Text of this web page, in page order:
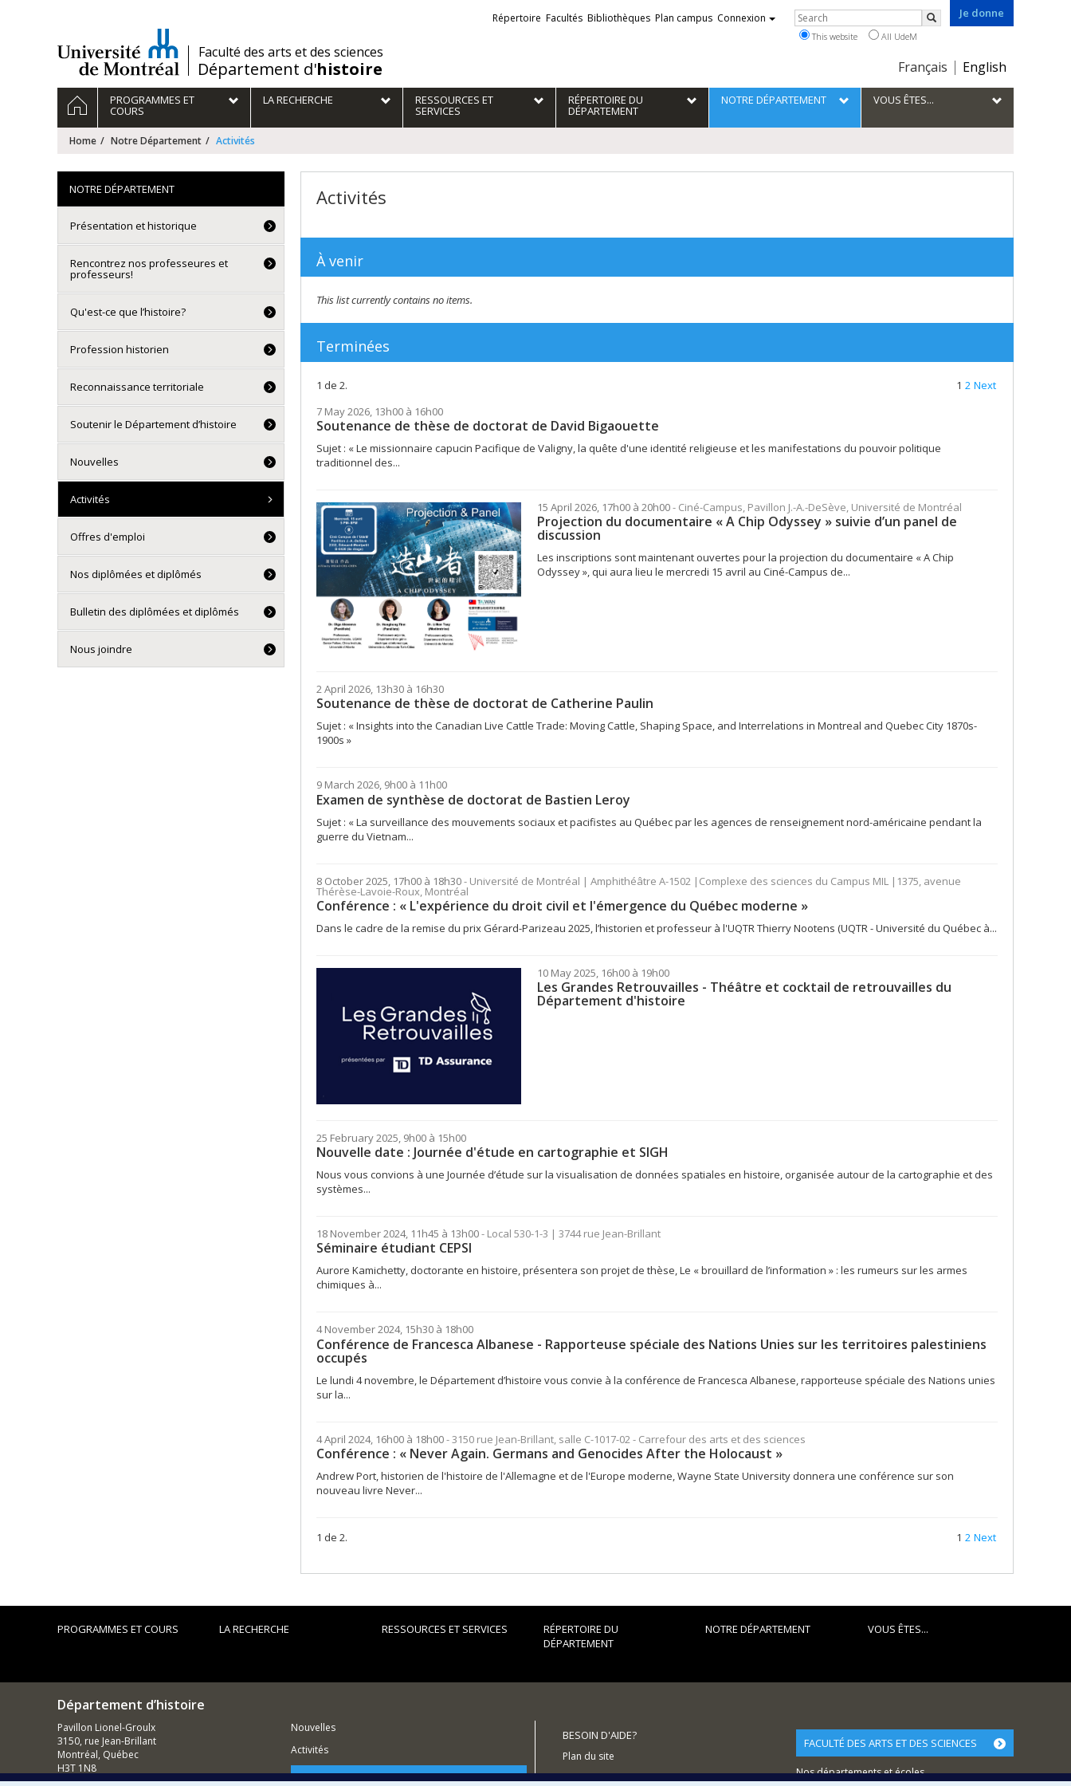
/Faculté des arts et des sciences
Département d'histoire
Je donne
Choix
la
langue
Français English
Liens
externes
Répertoire Facultés Bibliothèques Plan campus Connexion Rechercher
Search
This website All UdeM
Navigation
principale
HOMEPROGRAMMES ET
COURS
LA RECHERCHE RESSOURCES ET
SERVICES
RÉPERTOIRE DU
DÉPARTEMENT
NOTRE DÉPARTEMENT VOUS ÊTES...
Home Notre Département Activités
Activités
À venir
This list currently contains no items.
Terminées
1 de 2. 1 2 Next
7 May 2026, 13h00 à 16h00
Soutenance de thèse de doctorat de David Bigaouette
Sujet : « Le missionnaire capucin Pacifique de Valigny, la quête d'une identité religieuse et les manifestations du pouvoir politique
traditionnel des...
15 April 2026, 17h00 à 20h00- Ciné-Campus, Pavillon J.-A.-DeSève, Université de Montréal
Projection du documentaire « A Chip Odyssey » suivie d’un panel de
discussion
Les inscriptions sont maintenant ouvertes pour la projection du documentaire « A Chip
Odyssey », qui aura lieu le mercredi 15 avril au Ciné-Campus de...
2 April 2026, 13h30 à 16h30
Soutenance de thèse de doctorat de Catherine Paulin
Sujet : « Insights into the Canadian Live Cattle Trade: Moving Cattle, Shaping Space, and Interrelations in Montreal and Quebec City 1870s-
1900s »
9 March 2026, 9h00 à 11h00
Examen de synthèse de doctorat de Bastien Leroy
Sujet : « La surveillance des mouvements sociaux et pacifistes au Québec par les agences de renseignement nord-américaine pendant la
guerre du Vietnam...
8 October 2025, 17h00 à 18h30- Université de Montréal | Amphithéâtre A-1502 |Complexe des sciences du Campus MIL |1375, avenue
Thérèse-Lavoie-Roux, Montréal
Conférence : « L'expérience du droit civil et l'émergence du Québec moderne »
Dans le cadre de la remise du prix Gérard-Parizeau 2025, l’historien et professeur à l'UQTR Thierry Nootens (UQTR - Université du Québec à...
10 May 2025, 16h00 à 19h00
Les Grandes Retrouvailles - Théâtre et cocktail de retrouvailles du
Département d'histoire
25 February 2025, 9h00 à 15h00
Nouvelle date : Journée d'étude en cartographie et SIGH
Nous vous convions à une Journée d’étude sur la visualisation de données spatiales en histoire, organisée autour de la cartographie et des
systèmes...
18 November 2024, 11h45 à 13h00- Local 530-1-3 | 3744 rue Jean-Brillant
Séminaire étudiant CEPSI
Aurore Kamichetty, doctorante en histoire, présentera son projet de thèse, Le « brouillard de l’information » : les rumeurs sur les armes
chimiques à...
4 November 2024, 15h30 à 18h00
Conférence de Francesca Albanese - Rapporteuse spéciale des Nations Unies sur les territoires palestiniens
occupés
Le lundi 4 novembre, le Département d’histoire vous convie à la conférence de Francesca Albanese, rapporteuse spéciale des Nations unies
sur la...
4 April 2024, 16h00 à 18h00- 3150 rue Jean-Brillant, salle C-1017-02 - Carrefour des arts et des sciences
Conférence : « Never Again. Germans and Genocides After the Holocaust »
Andrew Port, historien de l'histoire de l'Allemagne et de l'Europe moderne, Wayne State University donnera une conférence sur son
nouveau livre Never...
1 de 2. 1 2 Next
NOTRE DÉPARTEMENT
Présentation et historique
Rencontrez nos professeures et
professeurs!
Qu'est-ce que l’histoire?
Profession historien
Reconnaissance territoriale
Soutenir le Département d’histoire
Nouvelles
Activités
Offres d'emploi
Nos diplômées et diplômés
Bulletin des diplômées et diplômés
Nous joindre
PROGRAMMES ET COURS LA RECHERCHE RESSOURCES ET SERVICES
RÉPERTOIRE DU
DÉPARTEMENT
NOTRE DÉPARTEMENT VOUS ÊTES...
Département d’histoire
Pavillon Lionel-Groulx
3150, rue Jean-Brillant
Montréal, Québec
H3T 1N8
Nouvelles
Activités
Comment soutenir le Département?
BESOIN D'AIDE?
Plan du site
Signaler une erreur
FACULTÉ DES ARTS ET DES SCIENCES
Nos départements et écoles